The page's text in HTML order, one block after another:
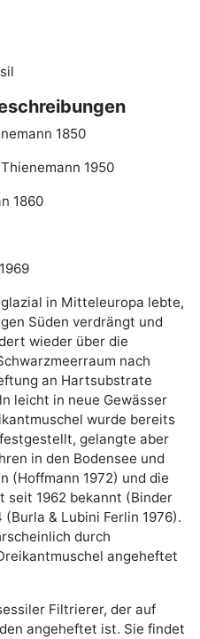
1850
1950
1860
in Mitteleuropa lebte,
Süden verdrängt und
wieder über die
nach
an Hartsubstrate
leicht in neue Gewässer
wurde bereits
gelangte aber
in den Bodensee und
(Hoffmann 1972) und die
seit 1962 bekannt (Binder
& Lubini Ferlin 1976).
durch
angeheftet
Filtrierer, der auf
angeheftet ist. Sie findet